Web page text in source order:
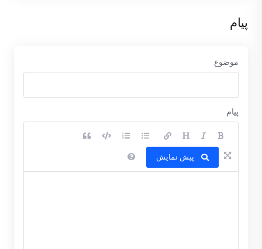
پیام
موضوع
پیام
پیش نمایش